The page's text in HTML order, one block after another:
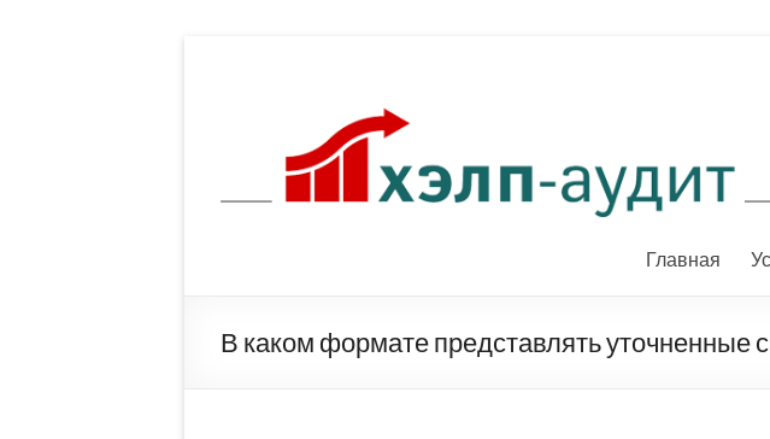
Главная
В каком формате представлять уточненные